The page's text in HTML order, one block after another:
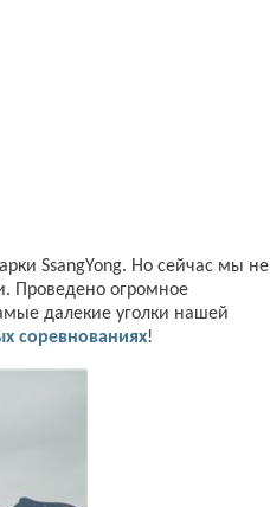
SsangYong. Но сейчас мы не
Проведено огромное
далекие уголки нашей
соревнованиях!